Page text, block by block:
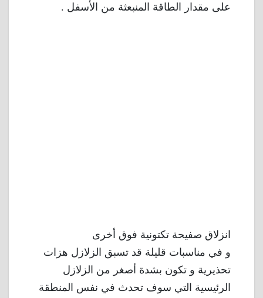
على مقدار الطاقة المنبعثة من الأسفل .
انزلاق صفيحة تكتونية فوق أخرى
و في مناسبات قليلة قد تسبق الزلازل هزات
تحذيرية و تكون بشدة أصغر من الزلازل
الرئيسية التي سوف تحدث في نفس المنطقة